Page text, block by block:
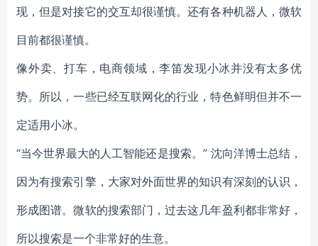
现，但是对接它的交互却很谨慎。还有各种机器人，微软
目前都很谨慎。
像外卖、打车，电商领域，李笛发现小冰并没有太多优
势。所以，一些已经互联网化的行业，特色鲜明但并不一
定适用小冰。
“当今世界最大的人工智能还是搜索。” 沈向洋博士总结，
因为有搜索引擎，大家对外面世界的知识有深刻的认识，
形成图谱。微软的搜索部门，过去这几年盈利都非常好，
所以搜索是一个非常好的生意。